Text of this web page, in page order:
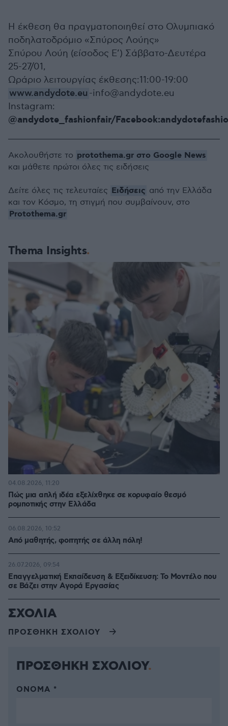
Η έκθεση θα πραγματοποιηθεί στο Ολυμπιακό
ποδηλατοδρόμιο «Σπύρος Λούης»
Σπύρου Λούη (είσοδος Ε’) Σάββατο-Δευτέρα
25-27/01,
Ωράριο λειτουργίας έκθεσης:11:00-19:00
www.andydote.eu -info@andydote.eu
Instagram:
@andydote_fashionfair/
Thema Insights
Πώς μια απλή ιδέα εξελίχθηκε σε κορυφαίο θεσμό
ρομποτικής στην Ελλάδα
04.08.2026, 11:20
Από μαθητής, φοιτητής σε άλλη πόλη!
06.08.2026, 10:52
Επαγγελματική Εκπαίδευση & Εξειδίκευση: Το Mοντέλο που
σε Bάζει στην Aγορά Eργασίας
26.07.2026, 09:54
Ακολουθήστε το protothema.gr στο Google News
και μάθετε πρώτοι όλες τις ειδήσεις
Δείτε όλες τις τελευταίες Ειδήσεις από την Ελλάδα
και τον Κόσμο, τη στιγμή που συμβαίνουν, στο
Protothema.gr
ΣΧΟΛΙΑ
ΠΡΟΣΘΗΚΗ ΣΧΟΛΙΟΥ
ΠΡΟΣΘΗΚΗ ΣΧΟΛΙΟΥ
ΌΝΟΜΑ *